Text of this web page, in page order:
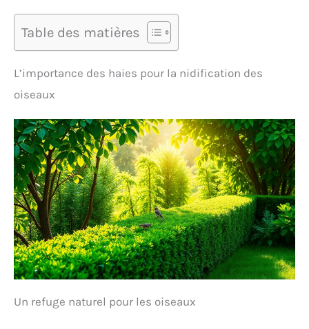
Table des matières
L’importance des haies pour la nidification des
oiseaux
Un refuge naturel pour les oiseaux